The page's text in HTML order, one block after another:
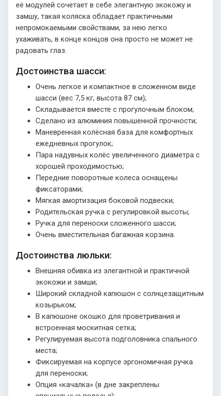
её модулей сочетает в себе элегантную экокожу и
замшу, такая коляска обладает практичными
непромокаемыми свойствами, за нею легко
ухаживать, в конце концов она просто не может не
радовать глаз.
Достоинства шасси:
Очень легкое и компактное в сложенном виде
шасси (вес 7,5 кг, высота 87 см);
Складывается вместе с прогулочным блоком;
Сделано из алюминия повышенной прочности;
Маневренная колёсная база для комфортных
ежедневных прогулок;
Пара надувных колёс увеличенного диаметра с
хорошей проходимостью;
Передние поворотные колеса оснащены
фиксаторами;
Мягкая амортизация боковой подвески;
Родительская ручка с регулировкой высоты;
Ручка для переноски сложенного шасси;
Очень вместительная багажная корзина.
Достоинства люльки:
Внешняя обивка из элегантной и практичной
экокожи и замши;
Широкий складной капюшон с солнцезащитным
козырьком;
В капюшоне окошко для проветривания и
встроенная москитная сетка;
Регулируемая высота подголовника спального
места;
Фиксируемая на корпусе эргономичная ручка
для переноски;
Опция «качалка» (в дне закреплены